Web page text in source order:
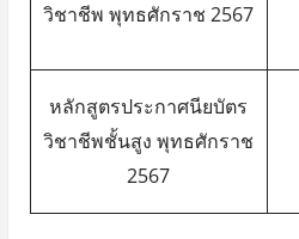
วิชาชีพ พุทธศักราช 2567
หลักสูตรประกาศนียบัตร
วิชาชีพชั้นสูง พุทธศักราช
2567